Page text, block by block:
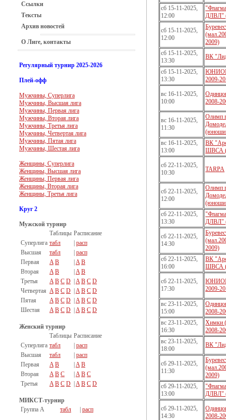
Ссылки
Тексты
Архив новостей
О Лиге, контакты
Регулярный турнир 2025-2026
Плей-офф
Мужчины, Суперлига
Мужчины, Высшая лига
Мужчины, Первая лига
Мужчины, Вторая лига
Мужчины, Третья лига
Мужчины, Четвертая лига
Мужчины, Пятая лига
Мужчины, Шестая лига
Женщины, Суперлига
Женщины, Высшая лига
Женщины, Первая лига
Женщины, Вторая лига
Женщины, Третья лига
Круг 2
Мужской турнир
Таблицы Расписание
Суперлига табл
расп
Высшая
табл
расп
Первая
A B A B
Вторая
A B A B
Третья
A B C D A B C D
Четвертая A B C D A B C D
Пятая
A B C D A B C D
Шестая
A B C D A B C D
Женский турнир
Таблицы Расписание
Суперлига табл
расп
Высшая
табл
расп
Первая
A B A B
Вторая
A B C A B C
Третья
A B C D A B C D
МИКСТ-турнир
Группа А
табл расп
сб 15-11-2025,
12:00
ДЛВЛ"
сб 15-11-2025,
12:00
2009)
сб 15-11-2025,
13:30
ВК
сб 15-11-2025,
13:30
2009-
вс 16-11-2025,
10:00
2008-
вс 16-11-2025,
11:30
Олимп
(юноши
вс 16-11-2025,
13:00
ВК
ШВСА
сб 22-11-2025,
10:30
TARPA
сб 22-11-2025,
12:00
Олимп
(юноши
сб 22-11-2025,
13:30
ДЛВЛ"
сб 22-11-2025,
14:30
2009)
сб 22-11-2025,
16:00
ВК
ШВСА
сб 22-11-2025,
17:30
2009-
вс 23-11-2025,
15:00
2008-
вс 23-11-2025,
16:30
Химки
2008-
вс 23-11-2025,
18:00
ВК
сб 29-11-2025,
11:30
2009)
сб 29-11-2025,
13:00
ДЛВЛ"
сб 29-11-2025,
14:30
2008-